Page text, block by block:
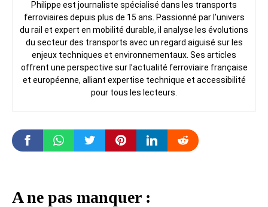
Philippe est journaliste spécialisé dans les transports
ferroviaires depuis plus de 15 ans. Passionné par l’univers
du rail et expert en mobilité durable, il analyse les évolutions
du secteur des transports avec un regard aiguisé sur les
enjeux techniques et environnementaux. Ses articles
offrent une perspective sur l’actualité ferroviaire française
et européenne, alliant expertise technique et accessibilité
pour tous les lecteurs.
A ne pas manquer :